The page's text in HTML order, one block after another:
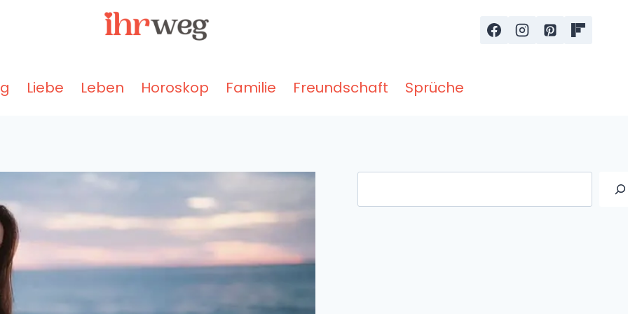
Liebe Leben Horoskop Familie Freundschaft Sprüche